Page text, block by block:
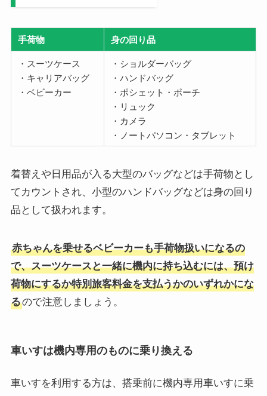
手荷物
身の回り品
・スーツケース
・キャリアバッグ
・ベビーカー
・ショルダーバッグ
・ハンドバッグ
・ポシェット・ポーチ
・リュック
・カメラ
・ノートパソコン・タブレット
着替えや日用品が入る大型のバッグなどは手荷物とし
てカウントされ、小型のハンドバッグなどは身の回り
品として扱われます。
赤ちゃんを乗せるベビーカーも手荷物扱いになるの
で、スーツケースと一緒に機内に持ち込むには、預け
荷物にするか特別旅客料金を支払うかのいずれかにな
るので注意しましょう。
車いすは機内専用のものに乗り換える
車いすを利用する方は、搭乗前に機内専用車いすに乗